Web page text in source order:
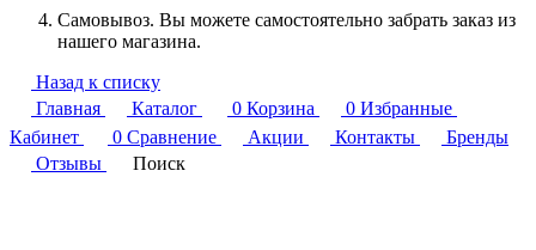
Самовывоз. Вы можете самостоятельно забрать заказ из
нашего магазина.
Назад к списку
Главная
Каталог 0 Корзина 0 Избранные
Кабинет
0 Сравнение Акции Контакты
Бренды
Отзывы
Поиск